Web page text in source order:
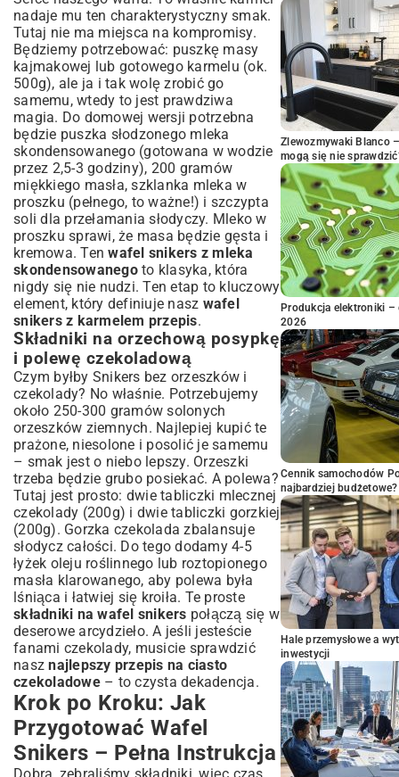
nadaje mu ten charakterystyczny smak.
Tutaj nie ma miejsca na kompromisy.
Będziemy potrzebować: puszkę masy
kajmakowej lub gotowego karmelu (ok.
500g), ale ja i tak wolę zrobić go
samemu, wtedy to jest prawdziwa
magia. Do domowej wersji potrzebna
będzie puszka słodzonego mleka
skondensowanego (gotowana w wodzie
przez 2,5-3 godziny), 200 gramów
miękkiego masła, szklanka mleka w
proszku (pełnego, to ważne!) i szczypta
soli dla przełamania słodyczy. Mleko w
proszku sprawi, że masa będzie gęsta i
kremowa. Tenwafel snikers z mleka
skondensowanegoto klasyka, która
nigdy się nie nudzi. Ten etap to kluczowy
element, który definiuje nasz wafel
snikers z karmelem przepis.
Składniki na orzechową posypkę
i polewę czekoladową
Czym byłby Snikers bez orzeszków i
czekolady? No właśnie. Potrzebujemy
około 250-300 gramów solonych
orzeszków ziemnych. Najlepiej kupić te
prażone, niesolone i posolić je samemu
– smak jest o niebo lepszy. Orzeszki
trzeba będzie grubo posiekać. A polewa?
Tutaj jest prosto: dwie tabliczki mlecznej
czekolady (200g) i dwie tabliczki gorzkiej
(200g). Gorzka czekolada zbalansuje
słodycz całości. Do tego dodamy 4-5
łyżek oleju roślinnego lub roztopionego
masła klarowanego, aby polewa była
lśniąca i łatwiej się kroiła. Te proste
składniki na wafel snikers połączą się w
deserowe arcydzieło. A jeśli jesteście
fanami czekolady, musicie sprawdzić
nasznajlepszy przepis na ciasto
czekoladowe– to czysta dekadencja.
Krok po Kroku: Jak
Przygotować Wafel
Snikers – Pełna Instrukcja
Zlewozmywaki Blanco
mogą się nie
Produkcja elektroniki –
2026
Cennik samochodów
najbardziej budżetowe?
Hale przemysłowe a
inwestycji